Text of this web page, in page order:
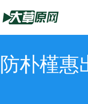
防朴槿惠